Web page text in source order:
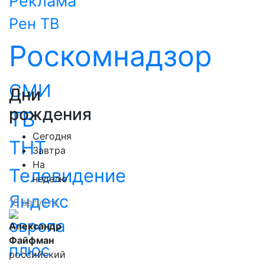
Рен ТВ
Роскомнадзор
СМИ
ТВ
ТНТ
Телевидение
Яндекс
европа
плюс
Дни
рождения
Сегодня
Завтра
На
неделю
10 августа
Александр
Файфман
российский